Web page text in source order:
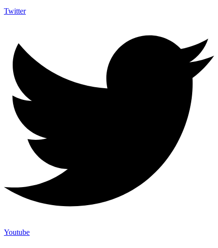
Twitter
Youtube